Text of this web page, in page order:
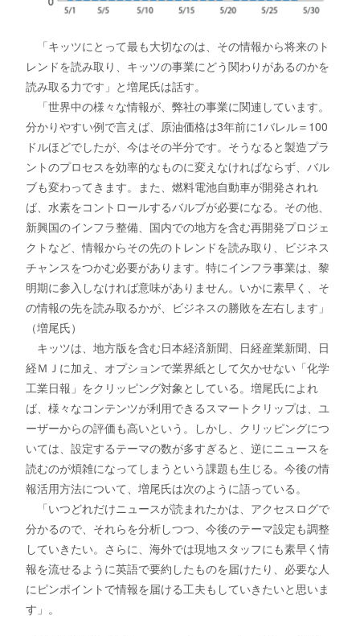
「キッツにとって最も大切なのは、その情報から将来のト
レンドを読み取り、キッツの事業にどう関わりがあるのかを
読み取る力です」と増尾氏は話す。
「世界中の様々な情報が、弊社の事業に関連しています。
分かりやすい例で言えば、原油価格は3年前に1バレル＝100
ドルほどでしたが、今はその半分です。そうなると製造プラ
ントのプロセスを効率的なものに変えなければならず、バル
ブも変わってきます。また、燃料電池自動車が開発されれ
ば、水素をコントロールするバルブが必要になる。その他、
新興国のインフラ整備、国内での地方を含む再開発プロジェ
クトなど、情報からその先のトレンドを読み取り、ビジネス
チャンスをつかむ必要があります。特にインフラ事業は、黎
明期に参入しなければ意味がありません。いかに素早く、そ
の情報の先を読み取るかが、ビジネスの勝敗を左右します」
（増尾氏）
キッツは、地方版を含む日本経済新聞、日経産業新聞、日
経ＭＪに加え、オプションで業界紙として欠かせない「化学
工業日報」をクリッピング対象としている。増尾氏によれ
ば、様々なコンテンツが利用できるスマートクリップは、ユ
ーザーからの評価も高いという。しかし、クリッピングにつ
いては、設定するテーマの数が多すぎると、逆にニュースを
読むのが煩雑になってしまうという課題も生じる。今後の情
報活用方法について、増尾氏は次のように語っている。
「いつどれだけニュースが読まれたかは、アクセスログで
分かるので、それらを分析しつつ、今後のテーマ設定も調整
していきたい。さらに、海外では現地スタッフにも素早く情
報を流せるように英語で要約したものを届けたり、必要な人
にピンポイントで情報を届ける工夫もしていきたいと思いま
す」。